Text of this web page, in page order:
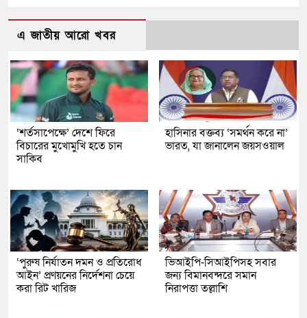
এ জাতীয় আরো খবর
‘শর্তসাপেক্ষে’ দেশে ফিরে
বিচারের মুখোমুখি হতে চান
সাকিব
হাসিনার বক্তব্য ‘সমর্থন করে না’
ভারত, যা জানালেন জয়সওয়াল
‘পুরুষ নির্যাতন দমন ও প্রতিরোধ
আইন’ প্রণয়নের নির্দেশনা চেয়ে
করা রিট খারিজ
ভিআইপি-সিআইপিসহ সবার
জন্য বিমানবন্দরে সমান
নিরাপত্তা তল্লাশি